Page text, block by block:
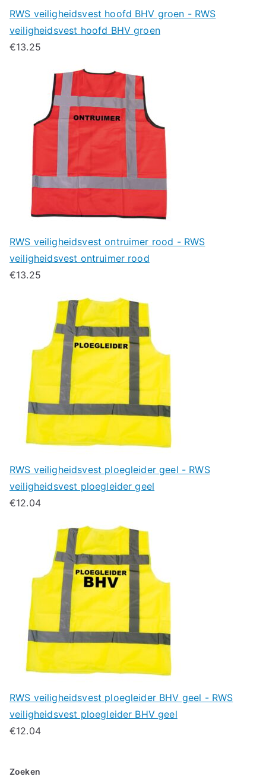
RWS veiligheidsvest hoofd BHV groen - RWS
veiligheidsvest hoofd BHV groen
€13.25
RWS veiligheidsvest ontruimer rood - RWS
veiligheidsvest ontruimer rood
€13.25
RWS veiligheidsvest ploegleider geel - RWS
veiligheidsvest ploegleider geel
€12.04
RWS veiligheidsvest ploegleider BHV geel - RWS
veiligheidsvest ploegleider BHV geel
€12.04
Zoeken